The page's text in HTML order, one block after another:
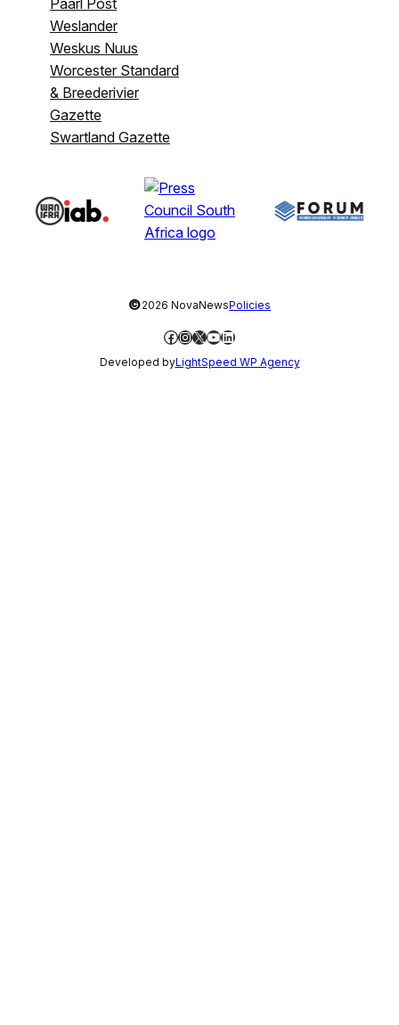
Paarl Post
Weslander
Weskus Nuus
Worcester Standard
& Breederivier
Gazette
Swartland Gazette
©2026 NovaNewsPolicies
Facebook
Instagram
X YouTube
LinkedIn
Developed byLightSpeed WP Agency